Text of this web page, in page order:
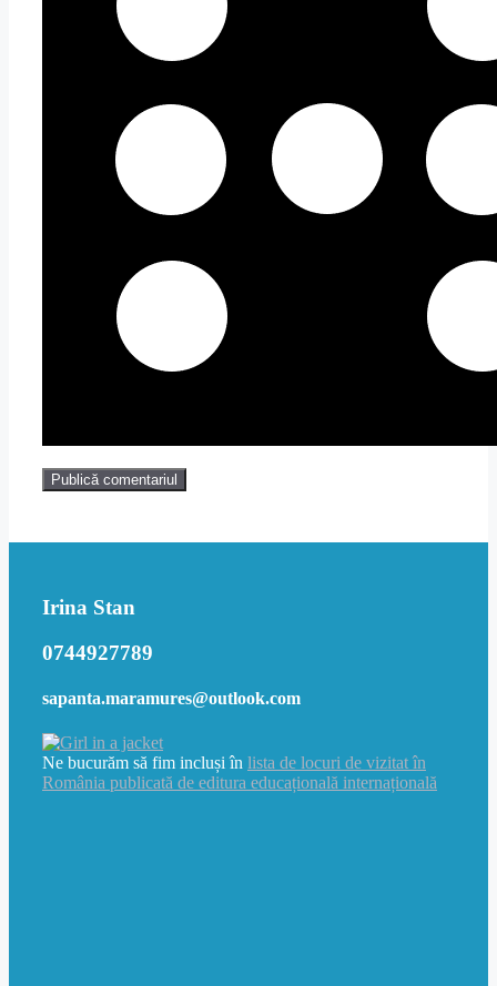
Irina Stan
0744927789
sapanta.maramures@outlook.com
Ne bucurăm să fim incluși în lista de locuri de vizitat în
România publicată de editura educațională internațională